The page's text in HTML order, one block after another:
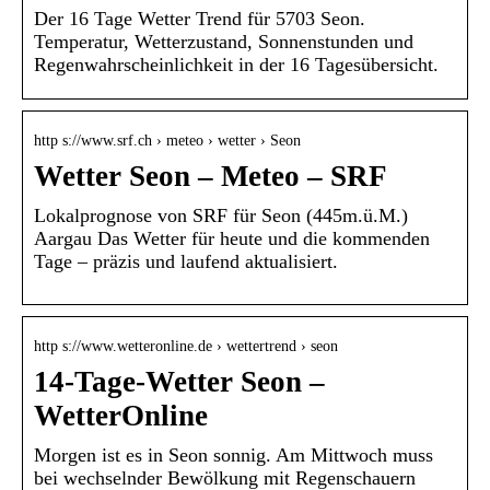
Der 16 Tage Wetter Trend für 5703 Seon.
Temperatur, Wetterzustand, Sonnenstunden und
Regenwahrscheinlichkeit in der 16 Tagesübersicht.
http s://www.srf.ch › meteo › wetter › Seon
Wetter Seon – Meteo – SRF
Lokalprognose von SRF für Seon (445m.ü.M.)
Aargau Das Wetter für heute und die kommenden
Tage – präzis und laufend aktualisiert.
http s://www.wetteronline.de › wettertrend › seon
14-Tage-Wetter Seon –
WetterOnline
Morgen ist es in Seon sonnig. Am Mittwoch muss
bei wechselnder Bewölkung mit Regenschauern